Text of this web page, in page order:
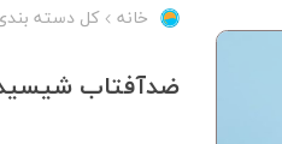
خانه کل دسته
ضدآفتاب